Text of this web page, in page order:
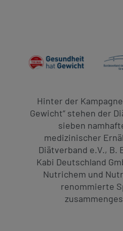
Hinter der
Gewicht“ stehen der
sieben
medizinischer
Diätverband e.V., B.
Kabi Deutschland
Nutrichem und
renommierte